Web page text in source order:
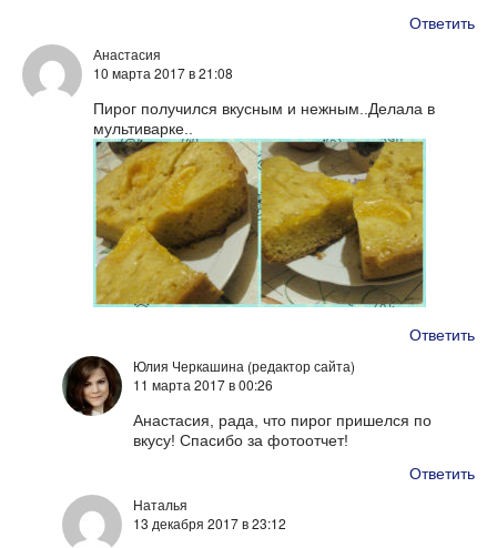
Ответить
Анастасия
10 марта 2017в 21:08
Пирог получился вкусным и нежным..Делала в
мультиварке..
Ответить
Юлия Черкашина (редактор сайта)
11 марта 2017в 00:26
Анастасия, рада, что пирог пришелся по
вкусу! Спасибо за фотоотчет!
Ответить
Наталья
13 декабря 2017в 23:12